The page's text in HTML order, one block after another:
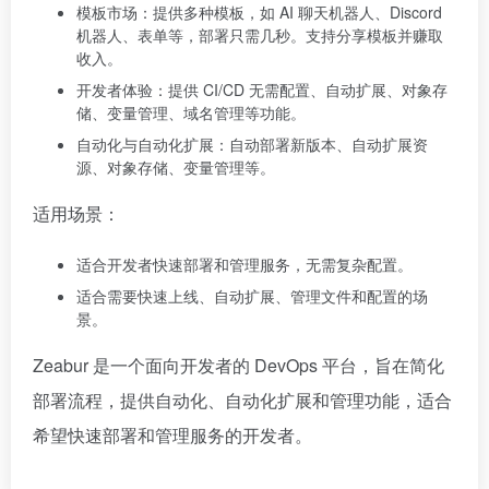
模板市场：提供多种模板，如 AI 聊天机器人、Discord
机器人、表单等，部署只需几秒。支持分享模板并赚取
收入。
开发者体验：提供 CI/CD 无需配置、自动扩展、对象存
储、变量管理、域名管理等功能。
自动化与自动化扩展：自动部署新版本、自动扩展资
源、对象存储、变量管理等。
适用场景：
适合开发者快速部署和管理服务，无需复杂配置。
适合需要快速上线、自动扩展、管理文件和配置的场
景。
Zeabur 是一个面向开发者的 DevOps 平台，旨在简化
部署流程，提供自动化、自动化扩展和管理功能，适合
希望快速部署和管理服务的开发者。